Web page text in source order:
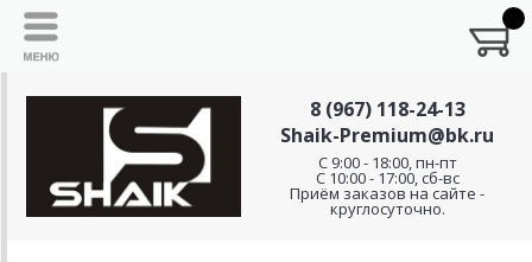
8 (967) 118-24-13
Shaik-Premium@bk.ru
C 9:00 - 18:00, пн-пт
С 10:00 - 17:00, сб-вс
Приём заказов на сайте -
круглосуточно.